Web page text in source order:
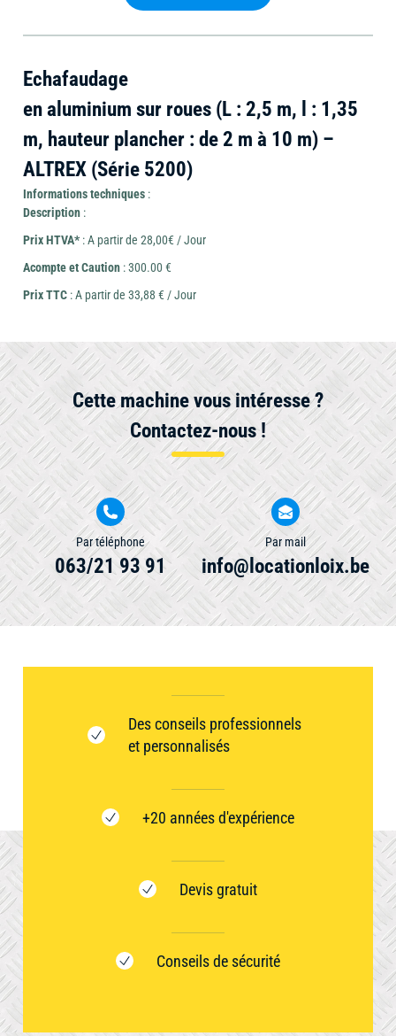
béton
déshumidificateur
Echafaudage
en aluminium sur roues (L : 2,5 m, l : 1,35
m, hauteur plancher : de 2 m à 10 m) –
ALTREX (Série 5200)
Informations techniques :
Description :
Prix HTVA* : A partir de 28,00€ / Jour
Acompte et Caution : 300.00 €
Prix TTC : A partir de 33,88 € / Jour
Cette machine vous intéresse ?
Contactez-nous !
Par téléphone
063/21 93 91
Par mail
info@locationloix.be
Des conseils professionnels
et personnalisés
+20 années d'expérience
Devis gratuit
Conseils de sécurité